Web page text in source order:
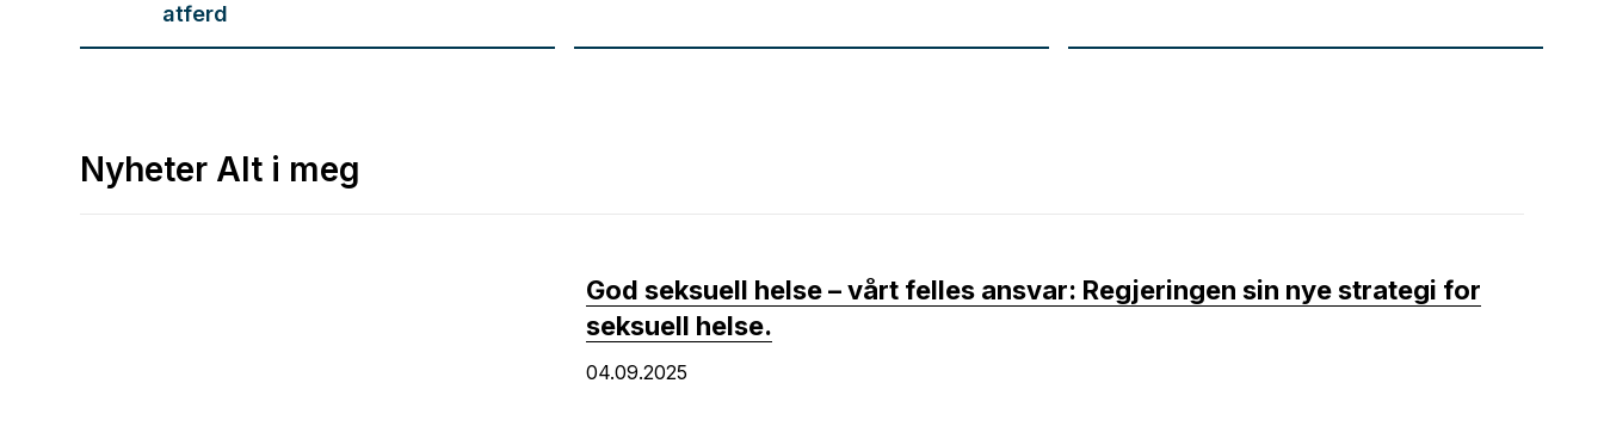
atferd
Nyheter Alt i meg
04.09.2025
God seksuell helse – vårt felles ansvar: Regjeringen sin nye strategi for
seksuell helse.